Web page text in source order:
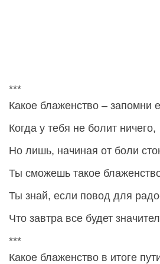
***
Какое блаженство – запомни
Когда у тебя не болит ничего,
Но лишь, начиная от боли
Ты сможешь такое
Ты знай, если повод для
Что завтра все будет
***
Какое блаженство в итоге